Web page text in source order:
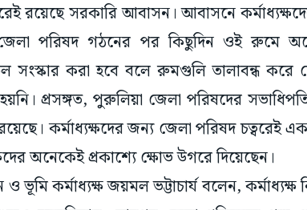
রয়েছে সরকারি আবাসন। আবাসনে
পরিষদ গঠনের পর কিছুদিন ওই রুমে
সংস্কার করা হবে বলে রুমগুলি তালাবন্ধ করে
প্রসঙ্গত, পুরুলিয়া জেলা পরিষদের
কর্মাধ্যক্ষদের জন্য জেলা পরিষদ চত্বরেই
অনেকেই প্রকাশ্যে ক্ষোভ উগরে দিয়েছেন।
কর্মাধ্যক্ষ জয়মল ভট্টাচার্য বলেন, কর্মাধ্যক্ষ